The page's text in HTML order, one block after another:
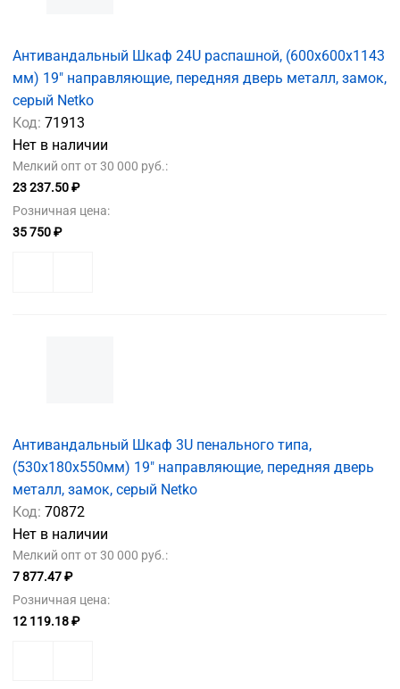
Антивандальный Шкаф 24U распашной, (600x600x1143
мм) 19" направляющие, передняя дверь металл, замок,
серый Netko
Код: 71913
Нет в наличии
Мелкий опт от 30 000 руб.:
23 237.50 ₽
Розничная цена:
35 750 ₽
Антивандальный Шкаф 3U пенального типа,
(530x180x550мм) 19" направляющие, передняя дверь
металл, замок, серый Netko
Код: 70872
Нет в наличии
Мелкий опт от 30 000 руб.:
7 877.47 ₽
Розничная цена:
12 119.18 ₽